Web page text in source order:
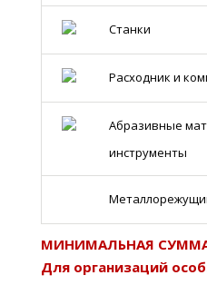
Станки
Расходник и
Абразивные
инструменты
МИНИМАЛЬНАЯ СУММА
Для организаций